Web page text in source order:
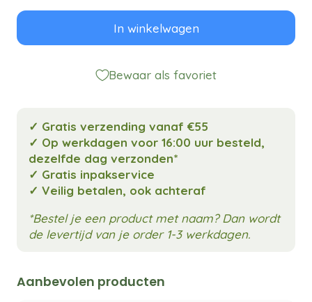
In winkelwagen
Bewaar als favoriet
✓ Gratis verzending vanaf €55
✓ Op werkdagen voor 16:00 uur besteld,
dezelfde dag verzonden*
✓ Gratis inpakservice
✓ Veilig betalen, ook achteraf
*Bestel je een product met naam? Dan wordt
de levertijd van je order 1-3 werkdagen.
Aanbevolen producten